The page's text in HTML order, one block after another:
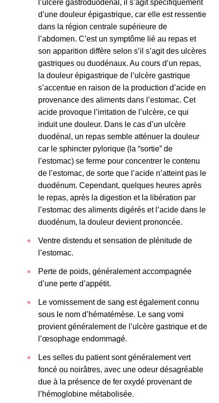
l’ulcère gastroduodénal, il s’agit spécifiquement
d’une douleur épigastrique, car elle est ressentie
dans la région centrale supérieure de
l’abdomen. C’est un symptôme lié au repas et
son apparition diffère selon s’il s’agit des ulcères
gastriques ou duodénaux. Au cours d’un repas,
la douleur épigastrique de l’ulcère gastrique
s’accentue en raison de la production d’acide en
provenance des aliments dans l’estomac. Cet
acide provoque l’irritation de l’ulcère, ce qui
induit une douleur. Dans le cas d’un ulcère
duodénal, un repas semble atténuer la douleur
car le sphincter pylorique (la “sortie” de
l’estomac) se ferme pour concentrer le contenu
de l’estomac, de sorte que l’acide n’atteint pas le
duodénum. Cependant, quelques heures après
le repas, après la digestion et la libération par
l’estomac des aliments digérés et l’acide dans le
duodénum, la douleur devient prononcée.
Ventre distendu et sensation de plénitude de
l’estomac.
Perte de poids, généralement accompagnée
d’une perte d’appétit.
Le vomissement de sang est également connu
sous le nom d’hématémèse. Le sang vomi
provient généralement de l’ulcère gastrique et de
l’œsophage endommagé.
Les selles du patient sont généralement vert
foncé ou noirâtres, avec une odeur désagréable
due à la présence de fer oxydé provenant de
l’hémoglobine métabolisée.